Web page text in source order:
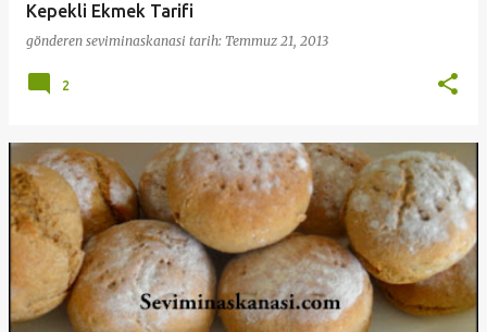
Kepekli Ekmek Tarifi
gönderen seviminaskanasi tarih: Temmuz 21, 2013
2